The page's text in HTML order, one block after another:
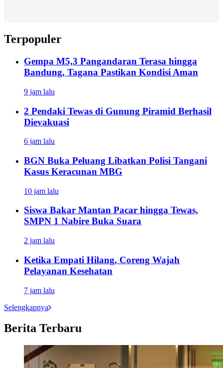
Terpopuler
Gempa M5,3 Pangandaran Terasa hingga
Bandung, Tagana Pastikan Kondisi Aman
9 jam lalu
2 Pendaki Tewas di Gunung Piramid Berhasil
Dievakuasi
6 jam lalu
BGN Buka Peluang Libatkan Polisi Tangani
Kasus Keracunan MBG
10 jam lalu
Siswa Bakar Mantan Pacar hingga Tewas,
SMPN 1 Nabire Buka Suara
2 jam lalu
Ketika Empati Hilang, Coreng Wajah
Pelayanan Kesehatan
7 jam lalu
Selengkapnya
Berita Terbaru